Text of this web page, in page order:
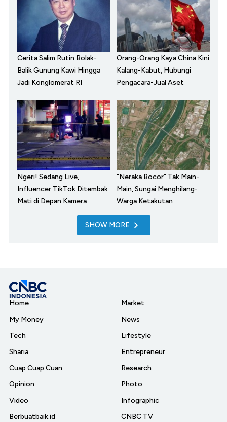
Cerita Salim Rutin Bolak-
Balik Gunung Kawi Hingga
Jadi Konglomerat RI
Orang-Orang Kaya China Kini
Kalang-Kabut, Hubungi
Pengacara-Jual Aset
Ngeri! Sedang Live,
Influencer TikTok Ditembak
Mati di Depan Kamera
"Neraka Bocor" Tak Main-
Main, Sungai Menghilang-
Warga Ketakutan
SHOW MORE
Home
My Money
Tech
Sharia
Cuap Cuap Cuan
Opinion
Video
Berbuatbaik.id
Market
News
Lifestyle
Entrepreneur
Research
Photo
Infographic
CNBC TV